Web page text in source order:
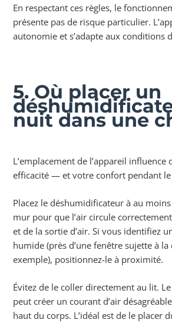
En respectant ces règles, le
présente pas de risque particulier.
autonomie et s’adapte aux conditions
5. Où placer un
nuit dans une
L’emplacement de l’appareil influence
efficacité — et votre confort pendant
Placez le déshumidificateur à au
mur pour que l’air circule
et de la sortie d’air. Si vous identifiez
humide (près d’une fenêtre sujette à
exemple), positionnez-le à proximité.
Évitez de le coller directement au lit.
peut créer un courant d’air
haut du corps. L’idéal est de le placer